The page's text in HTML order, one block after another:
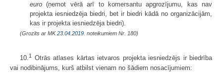
euro (ņemot vērā arī to komersantu apgrozījumu, kas nav
projekta iesniedzēja biedri, bet ir biedri kādā no organizācijām,
kas ir projekta iesniedzēja biedri).
(Grozīts ar MK23.04.2019. noteikumiem Nr. 180)
10.1 Otrās atlases kārtas ietvaros projekta iesniedzējs ir biedrība
vai nodibinājums, kurš atbilst vienam no šādiem nosacījumiem: